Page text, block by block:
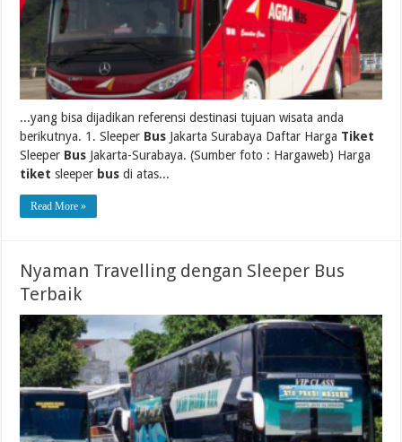
...yang bisa dijadikan referensi destinasi tujuan wisata anda
berikutnya. 1. Sleeper Bus Jakarta Surabaya Daftar Harga Tiket
Sleeper Bus Jakarta-Surabaya. (Sumber foto : Hargaweb) Harga
tiket sleeper bus di atas...
Read More »
Nyaman Travelling dengan Sleeper Bus
Terbaik